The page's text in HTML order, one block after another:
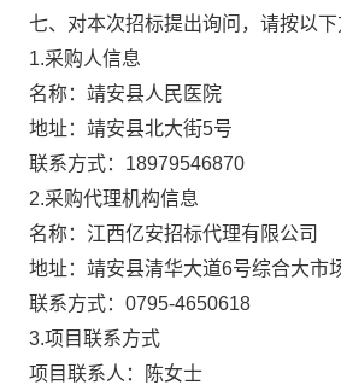
七、对本次招标提出询问，请按以下
1.采购人信息
名称： 靖安县人民医院
地址： 靖安县北大街5号
联系方式： 18979546870
2.采购代理机构信息
名称： 江西亿安招标代理有限公司
地址： 靖安县清华大道6号综合大市
联系方式： 0795-4650618
3.项目联系方式
项目联系人：
陈女士